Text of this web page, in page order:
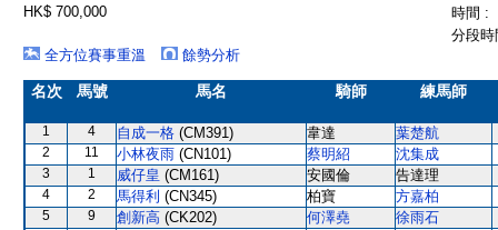
HK$ 700,000
時間 :
分段
全方位賽事重溫
餘勢分析
名次 馬號 馬名 騎師 練馬師
1 4 自成一格 (CM391) 韋達 葉楚航
2 11 小林夜雨 (CN101) 蔡明紹 沈集成
3 1 威仔皇 (CM161) 安國倫 告達理
4 2 馬得利 (CN345) 柏寶 方嘉柏
5 9 創新高 (CK202) 何澤堯 徐雨石